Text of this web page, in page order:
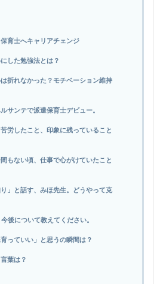
育士へキャリアチェンジ
した勉強法とは？
折れなかった？モチベーション維持
サンテで派遣保育士デビュー。
労したこと、印象に残っていること
もない頃、仕事で心がけていたこと
り」と話す、みほ先生。どうやって克
後について教えてください。
育っていい」と思うの瞬間は？
葉は？